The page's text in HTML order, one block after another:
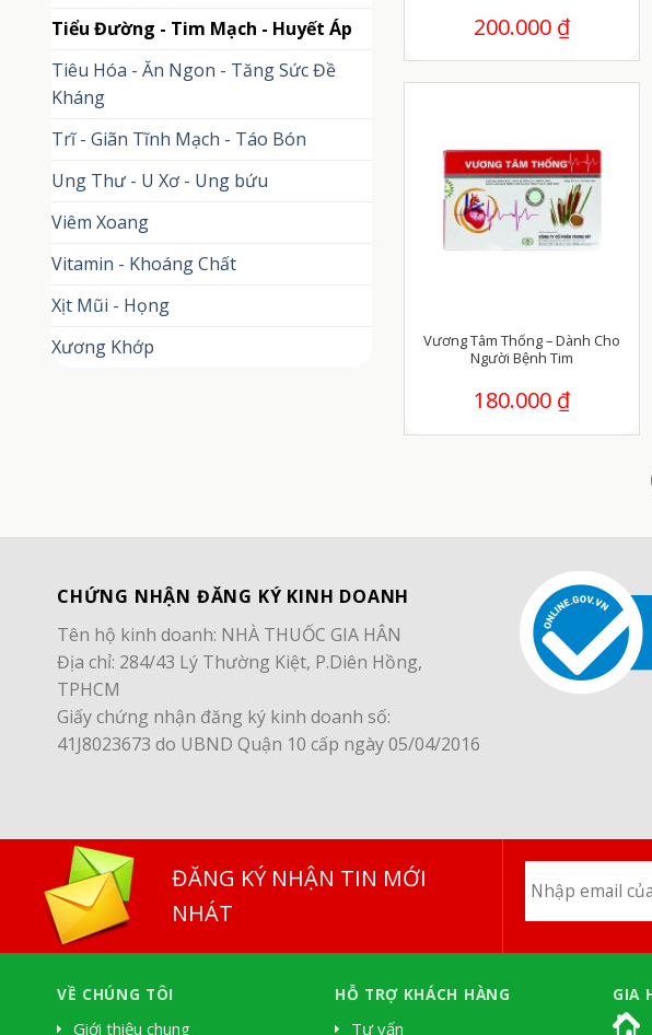
Tiểu Đường - Tim Mạch - Huyết Áp
Tiêu Hóa - Ăn Ngon - Tăng Sức Đề
Kháng
Trĩ - Giãn Tĩnh Mạch - Táo Bón
Ung Thư - U Xơ - Ung bứu
Viêm Xoang
Vitamin - Khoáng Chất
Xịt Mũi - Họng
Xương Khớp
200.000 ₫
Vương Tâm Thống – Dành Cho
Người Bệnh Tim
180.000 ₫
CHỨNG NHẬN ĐĂNG KÝ KINH DOANH
Tên hộ kinh doanh: NHÀ THUỐC GIA HÂN
Địa chỉ: 284/43 Lý Thường Kiệt, P.Diên Hồng,
TPHCM
Giấy chứng nhận đăng ký kinh doanh số:
41J8023673 do UBND Quận 10 cấp ngày 05/04/2016
ĐĂNG KÝ NHẬN TIN MỚI
NHÁT
VỀ CHÚNG TÔI
Giới thiệu chung
HỖ TRỢ KHÁCH HÀNG
Tư vấn
GIA